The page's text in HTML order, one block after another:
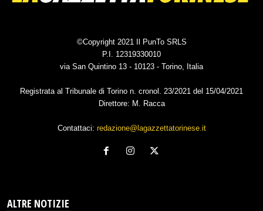
©Copyright 2021 Il PunTo SRLS
P.I. 12319330010
via San Quintino 13 - 10123 - Torino, Italia
Registrata al Tribunale di Torino n. cronol. 23/2021 del 15/04/2021
Direttore: M. Racca
Contattaci: redazione@lagazzettatorinese.it
ALTRE NOTIZIE